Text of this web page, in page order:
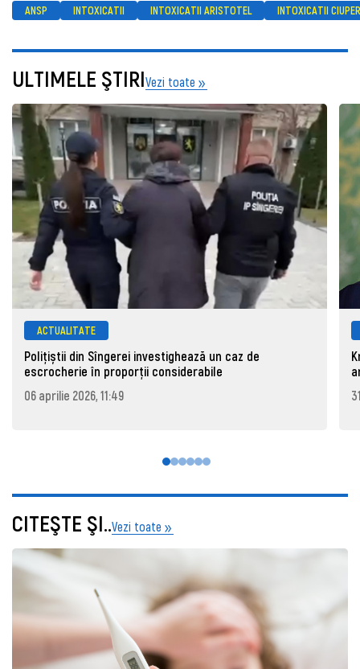
ANSP INTOXICATII INTOXICATII ARISTOTEL INTOXICATII
ULTIMELE ŞTIRIVezi toate
ACTUALITATE
Polițiștii din Sîngerei investighează un caz de
escrocherie în proporții considerabile
06 aprilie 2026, 11:49
CITEŞTE ŞI..Vezi toate